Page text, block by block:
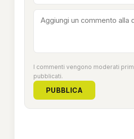
I commenti vengono moderati
pubblicati.
PUBBLICA